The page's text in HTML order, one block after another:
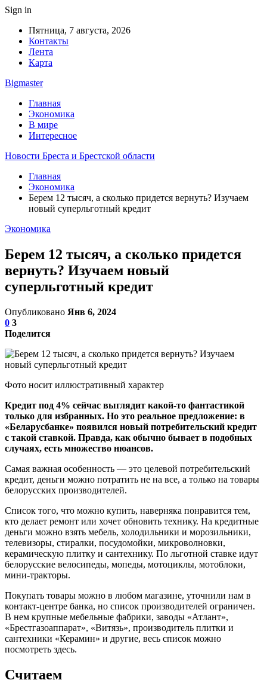
Sign in
Пятница, 7 августа, 2026
Контакты
Лента
Карта
Bigmaster
Главная
Экономика
В мире
Интересное
Новости Бреста и Брестской области
Главная
Экономика
Берем 12 тысяч, а сколько придется вернуть? Изучаем
новый суперльготный кредит
Экономика
Берем 12 тысяч, а сколько придется
вернуть? Изучаем новый
суперльготный кредит
Опубликовано Янв 6, 2024
0 3
Поделится
Фото носит иллюстративный характер
Кредит под 4% сейчас выглядит какой-то фантастикой
только для избранных. Но это реальное предложение: в
«Беларусбанке» появился новый потребительский кредит
с такой ставкой. Правда, как обычно бывает в подобных
случаях, есть множество нюансов.
Самая важная особенность — это целевой потребительский
кредит, деньги можно потратить не на все, а только на товары
белорусских производителей.
Список того, что можно купить, наверняка понравится тем,
кто делает ремонт или хочет обновить технику. На кредитные
деньги можно взять мебель, холодильники и морозильники,
телевизоры, стиралки, посудомойки, микроволновки,
керамическую плитку и сантехнику. По льготной ставке идут
белорусские велосипеды, мопеды, мотоциклы, мотоблоки,
мини-тракторы.
Покупать товары можно в любом магазине, уточнили нам в
контакт-центре банка, но список производителей ограничен.
В нем крупные мебельные фабрики, заводы «Атлант»,
«Брестгазоаппарат», «Витязь», производитель плитки и
сантехники «Керамин» и другие, весь список можно
посмотреть здесь.
Считаем